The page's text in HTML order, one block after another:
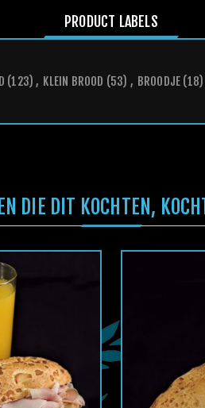
PRODUCT LABELS
(123) , KLEIN BROOD (53) , BROODJE (18)
DIE DIT KOCHTEN,